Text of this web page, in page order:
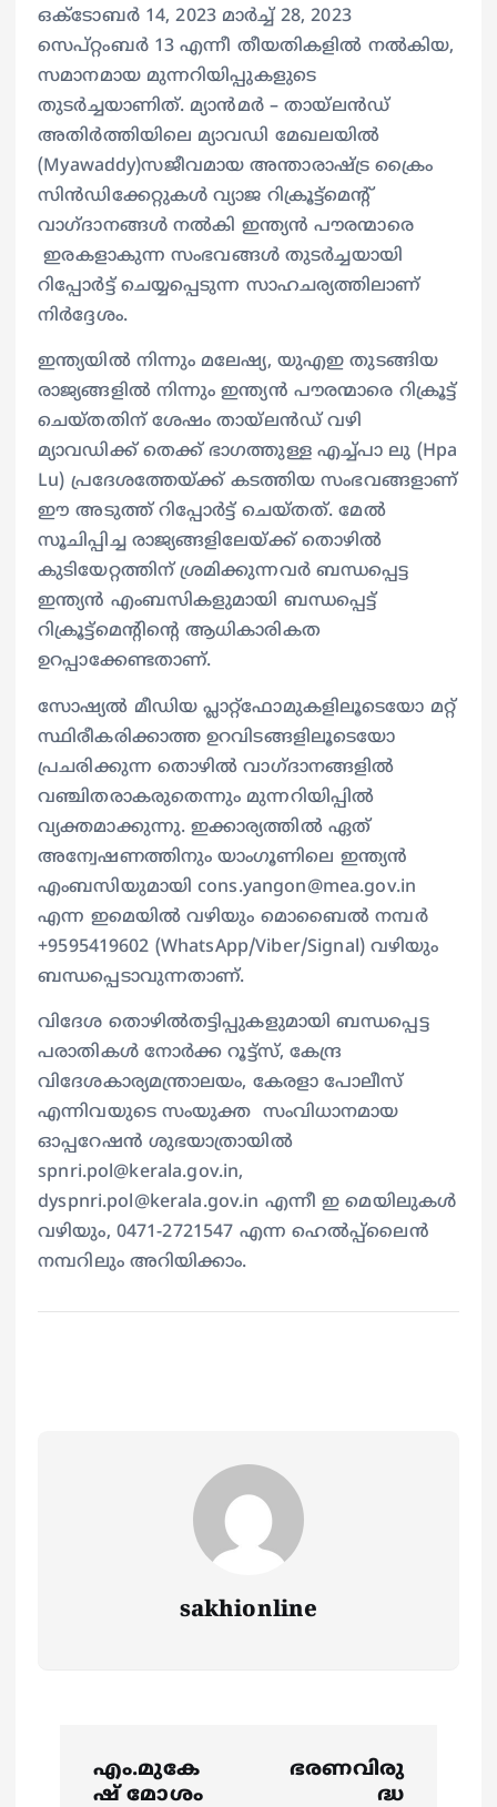
ഒക്‌ടോബർ 14, 2023 മാർച്ച് 28, 2023
സെപ്റ്റംബർ 13 എന്നീ തീയതികളിൽ നൽകിയ,
സമാനമായ മുന്നറിയിപ്പുകളുടെ
തുടര്‍ച്ചയാണിത്. മ്യാൻമർ – തായ്‌ലൻഡ്
അതിർത്തിയിലെ മ്യാവഡി മേഖലയിൽ
(Myawaddy)സജീവമായ അന്താരാഷ്ട്ര ക്രൈം
സിൻഡിക്കേറ്റുകൾ വ്യാജ റിക്രൂട്ട്മെന്റ്
വാഗ്ദാനങ്ങള്‍ നല്‍കി ഇന്ത്യൻ പൗരന്മാരെ
ഇരകളാകുന്ന സംഭവങ്ങൾ തുടര്‍ച്ചയായി
റിപ്പോര്‍ട്ട് ചെയ്യപ്പെടുന്ന സാഹചര്യത്തിലാണ്
നിര്‍ദ്ദേശം.
ഇന്ത്യയില്‍ നിന്നും മലേഷ്യ, യുഎഇ തുടങ്ങിയ
രാജ്യങ്ങളിൽ നിന്നും ഇന്ത്യന്‍ പൗരന്മാരെ റിക്രൂട്ട്
ചെയ്തതിന് ശേഷം തായ്‌ലൻഡ് വഴി
മ്യാവഡിക്ക് തെക്ക് ഭാഗത്തുള്ള എച്ച്‌പാ ലു (Hpa
Lu) പ്രദേശത്തേയ്ക്ക് കടത്തിയ സംഭവങ്ങളാണ്
ഈ അടുത്ത് റിപ്പോര്‍ട്ട് ചെയ്തത്. മേല്‍
സൂചിപ്പിച്ച രാജ്യങ്ങളിലേയ്ക്ക് തൊഴില്‍
കുടിയേറ്റത്തിന് ശ്രമിക്കുന്നവര്‍ ബന്ധപ്പെട്ട
ഇന്ത്യൻ എംബസികളുമായി ബന്ധപ്പെട്ട്
റിക്രൂട്ട്മെന്റിന്റെ ആധികാരികത
ഉറപ്പാക്കേണ്ടതാണ്.
സോഷ്യൽ മീഡിയ പ്ലാറ്റ്‌ഫോമുകളിലൂടെയോ മറ്റ്
സ്ഥിരീകരിക്കാത്ത ഉറവിടങ്ങളിലൂടെയോ
പ്രചരിക്കുന്ന തൊഴിൽ വാഗ്ദാനങ്ങളില്‍
വഞ്ചിതരാകരുതെന്നും മുന്നറിയിപ്പില്‍
വ്യക്തമാക്കുന്നു. ഇക്കാര്യത്തില്‍ ഏത്
അന്വേഷണത്തിനും യാംഗൂണിലെ ഇന്ത്യന്‍
എംബസിയുമായി cons.yangon@mea.gov.in
എന്ന ഇമെയിൽ വഴിയും മൊബൈൽ നമ്പർ
+9595419602 (WhatsApp/Viber/Signal) വഴിയും
ബന്ധപ്പെടാവുന്നതാണ്.
വിദേശ തൊഴിൽതട്ടിപ്പുകളുമായി ബന്ധപ്പെട്ട
പരാതികള്‍ നോര്‍ക്ക റൂട്ട്സ്, കേന്ദ്ര
വിദേശകാര്യമന്ത്രാലയം, കേരളാ പോലീസ്
എന്നിവയുടെ സംയുക്ത സംവിധാനമായ
ഓപ്പറേഷന്‍ ശുഭയാത്രായില്‍
spnri.pol@kerala.gov.in,
dyspnri.pol@kerala.gov.in എന്നീ ഇ മെയിലുകള്‍
വഴിയും, 0471-2721547 എന്ന ഹെല്‍പ്പ്‌ലൈന്‍
നമ്പറിലും അറിയിക്കാം.
sakhionline
എം.മുകേ
ഷ് മോശം
ഭരണവിരു
ദ്ധ